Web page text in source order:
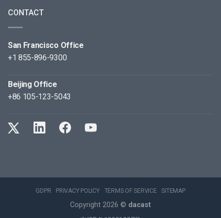
CONTACT
San Francisco Office
+1 855-896-9300
Beijing Office
+86 105-123-5043
GDPR PRIVACY POLICY TERMS OF SERVICE SITEMAP
Copyright 2026 © dacast